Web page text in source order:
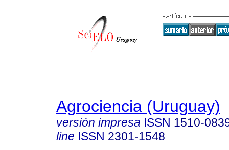
Agrociencia (Uruguay)
versión impresa ISSN 1510-
line ISSN 2301-1548